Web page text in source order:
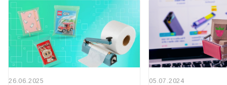
26.06.2025 05.07.2024